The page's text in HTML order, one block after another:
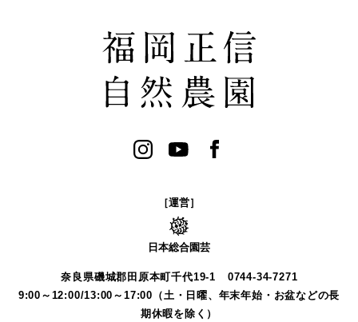
［運営］
日本総合園芸
奈良県磯城郡田原本町千代19-1
0744-34-7271
9:00～12:00/13:00～17:00（土・日曜、年末年始・お盆などの長
期休暇を除く）